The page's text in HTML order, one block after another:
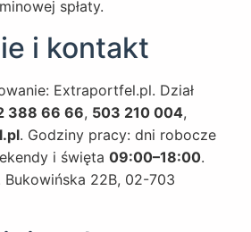
spłaty.
i kontakt
Extraportfel.pl. Dział
388 66 66, 503 210 004,
. Godziny pracy: dni robocze
i święta 09:00–18:00.
Bukowińska 22B, 02-703